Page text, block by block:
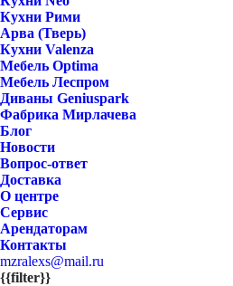
Кухни Рими
Арва (Тверь)
Кухни Valenza
Мебель Optima
Мебель Леспром
Диваны Geniuspark
Фабрика Мирлачева
Блог
Новости
Вопрос-ответ
Доставка
О центре
Сервис
Арендаторам
Контакты
mzralexs@mail.ru
{{filter}}